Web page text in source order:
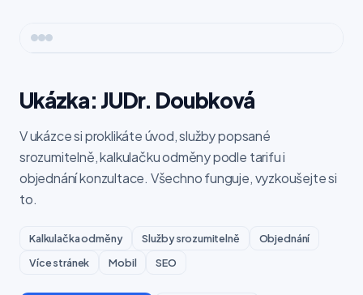
Ukázka: JUDr. Doubková
V ukázce si proklikáte úvod, služby popsané
srozumitelně, kalkulačku odměny podle tarifu i
objednání konzultace. Všechno funguje, vyzkoušejte si
to.
Kalkulačka odměny Služby srozumitelně
Objednání
Více stránek
Mobil SEO